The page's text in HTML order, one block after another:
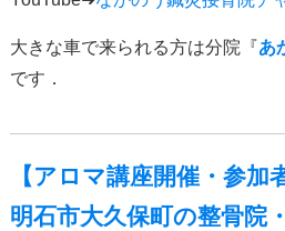
大きな車で来られる方は分院『あ
です．
【アロマ講座開催・参加
明石市大久保町の整骨院